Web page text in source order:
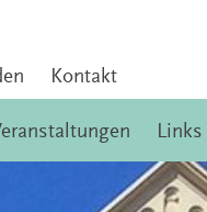
Kontakt
Links